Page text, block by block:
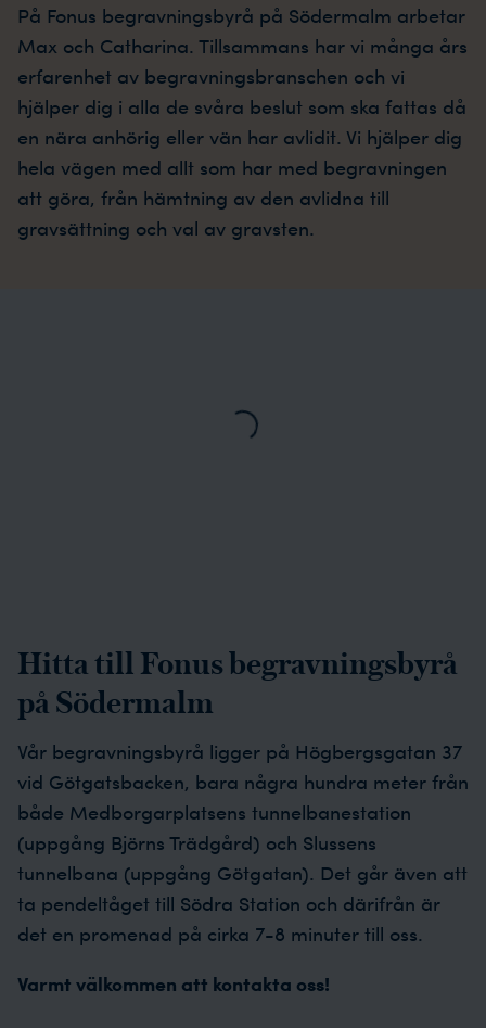
På Fonus begravningsbyrå på Södermalm arbetar
Max och Catharina. Tillsammans har vi många års
erfarenhet av begravningsbranschen och vi
hjälper dig i alla de svåra beslut som ska fattas då
en nära anhörig eller vän har avlidit. Vi hjälper dig
hela vägen med allt som har med begravningen
att göra, från hämtning av den avlidna till
gravsättning och val av gravsten.
Loading...
Hitta till Fonus begravningsbyrå
på Södermalm
Vår begravningsbyrå ligger på Högbergsgatan 37
vid Götgatsbacken, bara några hundra meter från
både Medborgarplatsens tunnelbanestation
(uppgång Björns Trädgård) och Slussens
tunnelbana (uppgång Götgatan). Det går även att
ta pendeltåget till Södra Station och därifrån är
det en promenad på cirka 7-8 minuter till oss.
Varmt välkommen att kontakta oss!